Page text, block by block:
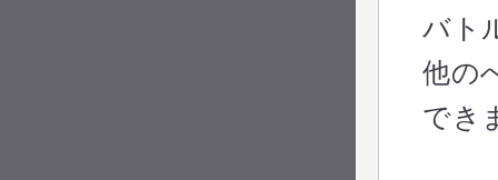
バト
他の
でき